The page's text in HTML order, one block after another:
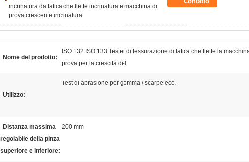
incrinatura da fatica che flette incrinatura e macchina di
prova crescente incrinatura
Nome del prodotto:
ISO 132 ISO 133 Tester di fessurazione di fatica che flette la
prova per la crescita del
Utilizzo:
Test di abrasione per gomma / scarpe ecc.
Distanza massima
regolabile della pinza
superiore e inferiore:
200 mm